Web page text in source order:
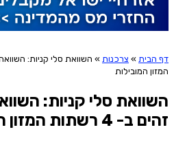
דף הבית » צרכנות »
המזון המובילות
זהים ב- 4 רשתות המזון המובילות
אני מסכימ/ה לקבלת תוכן,
שכר ב-6 השנים האחרונות
שילמת מס הכנסה ב-6 השנים האחרונות?
משכת כספים מקרן פנסיה, גמל או